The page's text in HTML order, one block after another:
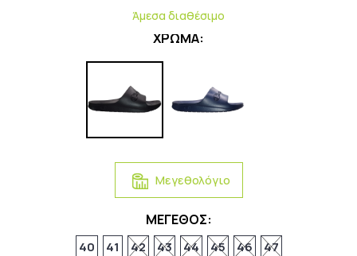
Άμεσα διαθέσιμο
ΧΡΩΜΑ:
Μεγεθολόγιο
ΜΕΓΕΘΟΣ:
40 41 42 43 44 45 46 47